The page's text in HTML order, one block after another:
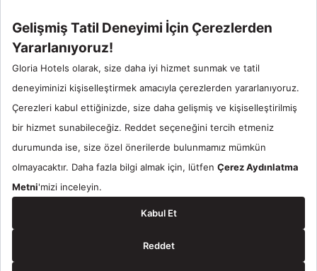
Call Center : 90 242 710 06 00
Otel Santral : 90534 461 97 97
Gloria Hotels & Resorts bir